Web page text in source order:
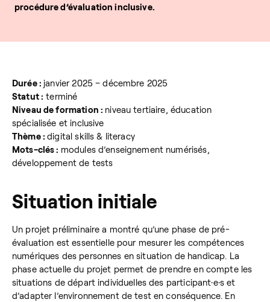
procédure d’évaluation inclusive.
Durée :janvier 2025 – décembre 2025
Statut : terminé
Niveau de formation : niveau tertiaire, éducation
spécialisée et inclusive
Thème :digital skills & literacy
Mots-clés : modules d’enseignement numérisés,
développement de tests
Situation initiale
Un projet préliminaire a montré qu’une phase de pré-
évaluation est essentielle pour mesurer les compétences
numériques des personnes en situation de handicap. La
phase actuelle du projet permet de prendre en compte les
situations de départ individuelles des participant·e·s et
d’adapter l’environnement de test en conséquence. En